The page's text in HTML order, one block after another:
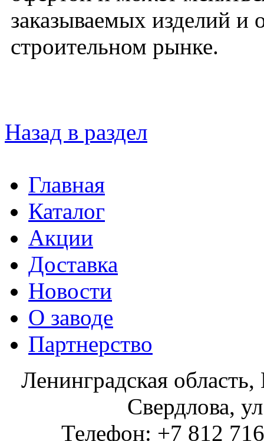
заказываемых изделий и
строительном рынке.
Назад в раздел
Главная
Каталог
Акции
Доставка
Новости
О заводе
Партнерство
Ленинградская
Свердлова,
Телефон: +7 812